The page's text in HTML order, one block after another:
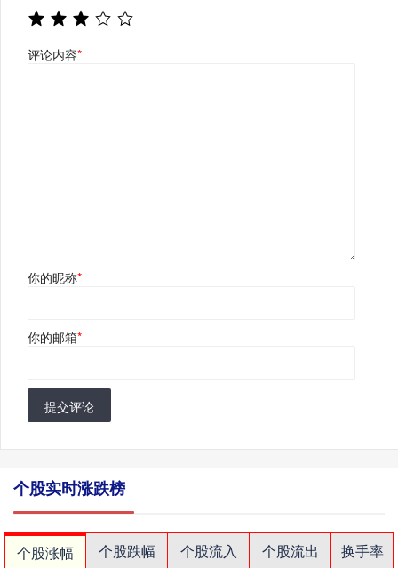
评论内容*
你的昵称*
你的邮箱*
提交评论
个股实时涨跌榜
个股涨幅 个股跌幅 个股流入 个股流出
换手率